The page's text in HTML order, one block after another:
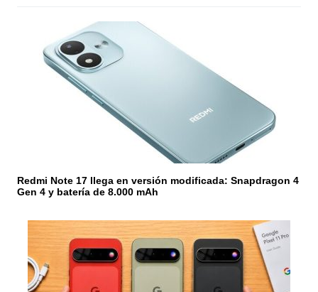
a
d
a
s
Redmi Note 17 llega en versión modificada: Snapdragon 4
Gen 4 y batería de 8.000 mAh